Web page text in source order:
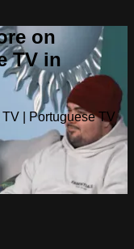
on
TV in
| Portuguese TV